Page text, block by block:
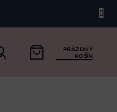
PRÁZDNÝ
KOŠÍK